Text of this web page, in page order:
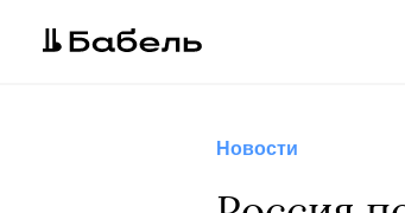
Новости